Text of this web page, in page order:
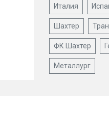
Италия
Шахтер
ФК Шахтер
Металлург